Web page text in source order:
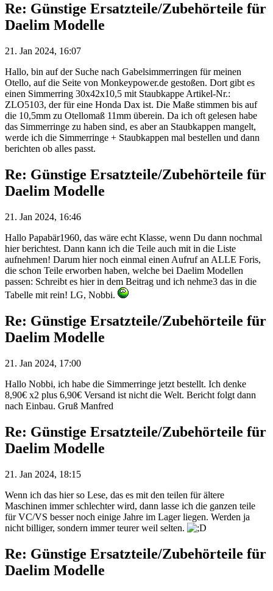
Re: Günstige Ersatzteile/Zubehörteile für
Daelim Modelle
21. Jan 2024, 16:07
Hallo, bin auf der Suche nach Gabelsimmerringen für meinen
Otello, auf die Seite von Monkeypower.de gestoßen. Dort gibt es
einen Simmerring 30x42x10,5 mit Staubkappe Artikel-Nr.:
ZLO5103, der für eine Honda Dax ist. Die Maße stimmen bis auf
die 10,5mm zu Otellomaß 11mm überein. Da ich oft gelesen habe
das Simmerringe zu haben sind, es aber an Staubkappen mangelt,
werde ich die Simmerringe + Staubkappen mal bestellen und dann
berichten ob alles passt.
Re: Günstige Ersatzteile/Zubehörteile für
Daelim Modelle
21. Jan 2024, 16:46
Hallo Papabär1960, das wäre echt Klasse, wenn Du dann nochmal
hier berichtest. Dann kann ich die Teile auch mit in die Liste
aufnehmen! Darum hier noch einmal einen Aufruf an ALLE Foris,
die schon Teile erworben haben, welche bei Daelim Modellen
passen: Schreibt es hier in dem Beitrag und ich nehme3 das in die
Tabelle mit rein! LG, Nobbi.
Re: Günstige Ersatzteile/Zubehörteile für
Daelim Modelle
21. Jan 2024, 17:00
Hallo Nobbi, ich habe die Simmerringe jetzt bestellt. Ich denke
8,90€ x2 plus 6,90€ Versand ist nicht die Welt. Bericht folgt dann
nach Einbau. Gruß Manfred
Re: Günstige Ersatzteile/Zubehörteile für
Daelim Modelle
21. Jan 2024, 18:15
Wenn ich das hier so Lese, das es mit den teilen für ältere
Maschinen immer schlechter wird, dann lasse ich die ganzen teile
für VC/VS besser noch einige Jahre im Lager liegen. Werden ja
nicht billiger, sondern immer teurer weil selten.
Re: Günstige Ersatzteile/Zubehörteile für
Daelim Modelle